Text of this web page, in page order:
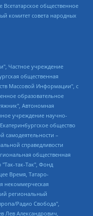
общественное
комитет совета народных
Эдуардовна, Общество с ограниченной ответственностью "ЛИЗА НОРМ", Каспаров Гарри Кимович, Ходорковский Михаил Борисович, Общество с ограниченной ответственностью "Апрельские тезисы", Данилович Ирина Брониславовна, Кашин Олег Владимирович, Петров Николай Владимирович, Пивоваров Алексей Владимирович, Соколов Михаил Владимирович, Цветкова Юлия Владимировна, Чичваркин Евгений Александрович, Комитет против пыток/Команда против пыток, Общество с ограниченной ответственностью "Первый научный", Общество с ограниченной ответственностью "Вертолет и ко", Белоцерковская Вероника Борисовна, Кац Максим Евгеньевич, Лазарева Татьяна Юрьевна, Шаведдинов Руслан Табризович, Яшин Илья Валерьевич, Общество с ограниченной ответственностью "Иноагент ААВ", Алешковский Дмитрий Петрович, Альбац Евгения Марковна, Быков Дмитрий Львович, Галямина Юлия Евгеньевна, Лойко Сергей Леонидович, Мартынов Кирилл Константинович, Медведев Сергей Александрович, Крашенинников Федор Геннадиевич, Гордеева Катерина Вл